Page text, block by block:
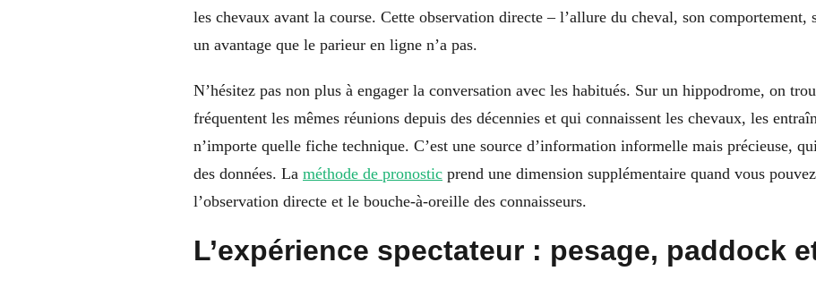
les chevaux avant la course. Cette observation directe – l’allure du cheval, son comportement,
un avantage que le parieur en ligne n’a pas.
N’hésitez pas non plus à engager la conversation avec les habitués. Sur un hippodrome, on
fréquentent les mêmes réunions depuis des décennies et qui connaissent les chevaux, les
n’importe quelle fiche technique. C’est une source d’information informelle mais précieuse,
des données. La méthode de pronostic prend une dimension supplémentaire quand vous
l’observation directe et le bouche-à-oreille des connaisseurs.
L’expérience spectateur : pesage, paddock